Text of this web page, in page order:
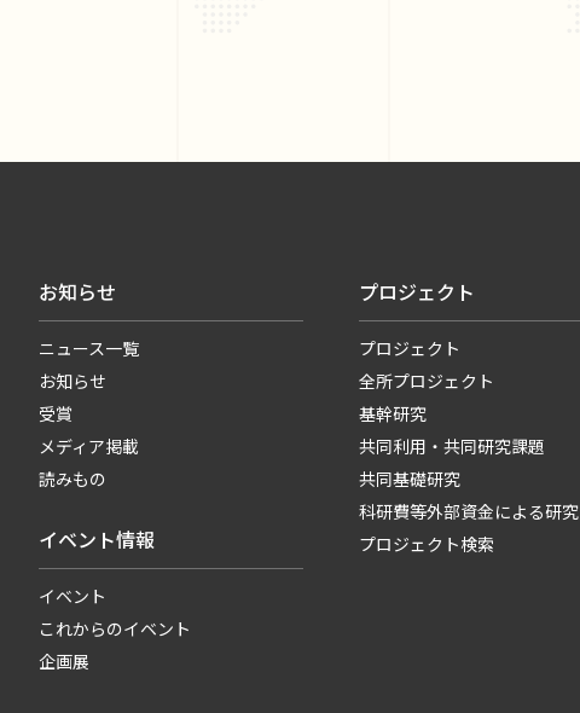
お知らせ
ニュース一覧
お知らせ
受賞
メディア掲載
読みもの
イベント情報
イベント
これからのイベント
企画展
プロジェクト
プロジェクト
全所プロジェクト
基幹研究
共同利用・共同研究課題
共同基礎研究
科研費等外部資金による研究
プロジェクト検索